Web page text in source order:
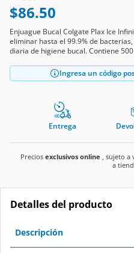
$86.50
Enjuague Bucal Colgate Plax Ice
eliminar hasta el 99.9% de
diaria de higiene bucal. Contiene
Ingresa un código
Entrega
Precios exclusivos online , sujeto
a
Detalles del producto
Descripción